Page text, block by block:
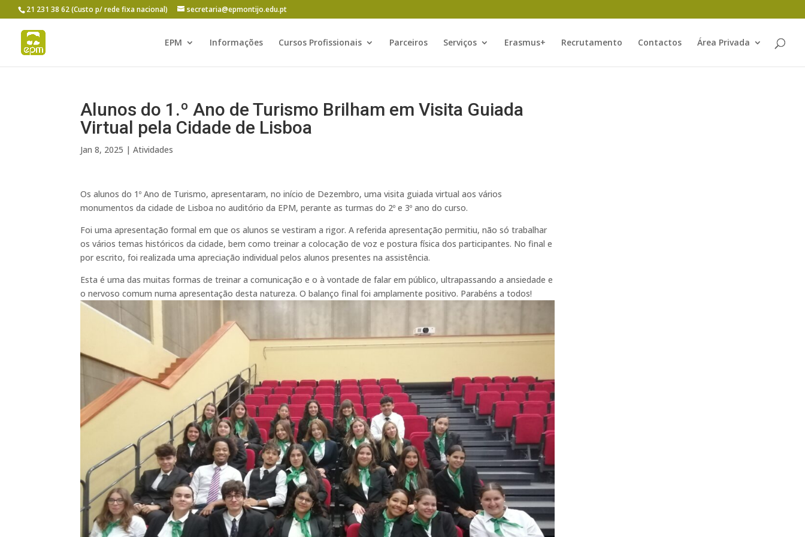
21 231 38 62 (Custo p/ rede fixa nacional) secretaria@epmontijo.edu.pt
EPM Informações Cursos Profissionais Parceiros Serviços Erasmus+ Recrutamento Contactos Área Privada
Alunos do 1.º Ano de Turismo Brilham em Visita Guiada
Virtual pela Cidade de Lisboa
Jan 8, 2025 |Atividades
Os alunos do 1º Ano de Turismo, apresentaram, no início de Dezembro, uma visita guiada virtual aos vários
monumentos da cidade de Lisboa no auditório da EPM, perante as turmas do 2º e 3º ano do curso.
Foi uma apresentação formal em que os alunos se vestiram a rigor. A referida apresentação permitiu, não só trabalhar
os vários temas históricos da cidade, bem como treinar a colocação de voz e postura física dos participantes. No final e
por escrito, foi realizada uma apreciaçãoindividual pelos alunos presentes na assistência.
Esta é uma das muitas formas de treinar a comunicação e o à vontade de falar em público, ultrapassando a ansiedade e
o nervoso comum numa apresentação desta natureza. O balanço final foi amplamente positivo. Parabéns a todos!